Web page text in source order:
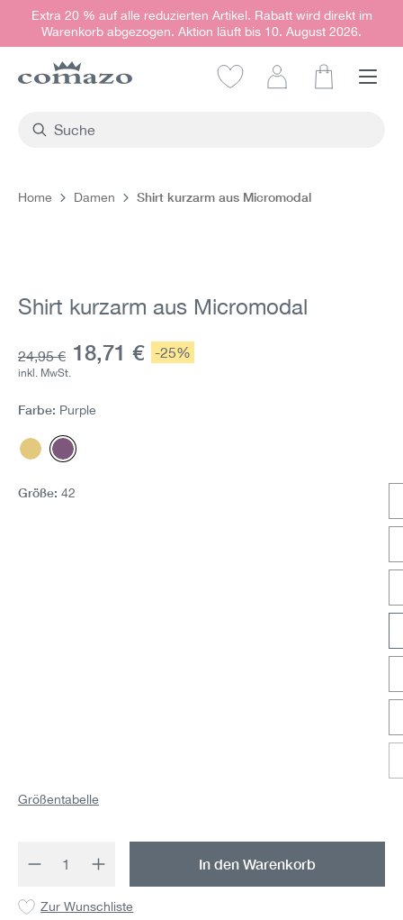
springen
Extra 20 % auf alle reduzierten Artikel. Rabatt wird direkt im
Warenkorb abgezogen. Aktion läuft bis 10. August 2026.
Home Damen Shirt kurzarm aus Micromodal
Shirt kurzarm aus Micromodal
Grundpreis:
24,95 € Aktueller Preis:
18,71 € Rabatt:
-25%
inkl. MwSt.
Farbe: Purple
Sun Purple
Größe: 42
Größentabelle
Produkt Anzahl: Gib den gewünschten
In den Warenkorb
Zur Wunschliste